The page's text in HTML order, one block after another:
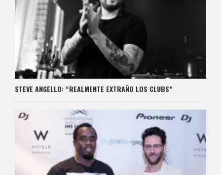
STEVE ANGELLO: “REALMENTE EXTRAÑO LOS CLUBS”